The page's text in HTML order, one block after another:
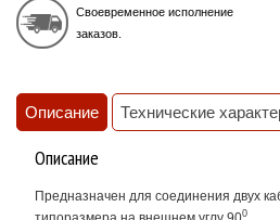
Своевременное исполнение
заказов.
Описание Технические
Описание
Предназначен для соединения двух
0